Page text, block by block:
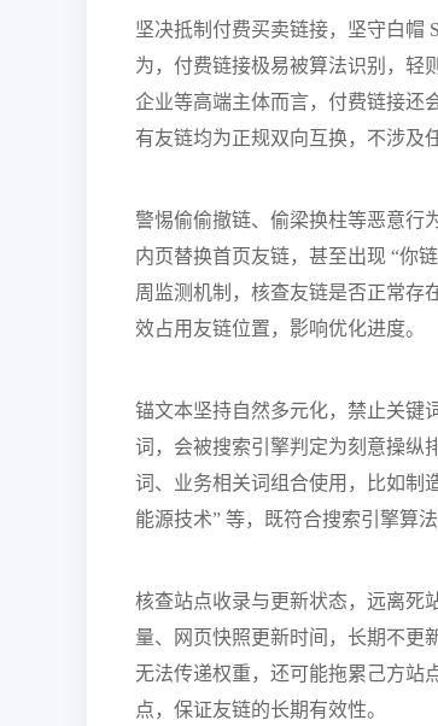
坚决抵制付费买卖链接，坚守白帽
为，付费链接极易被算法识别，轻
企业等高端主体而言，付费链接还
有友链均为正规双向互换，不涉及
警惕偷偷撤链、偷梁换柱等恶意行
内页替换首页友链，甚至出现 “你
周监测机制，核查友链是否正常存
效占用友链位置，影响优化进度。
锚文本坚持自然多元化，禁止关键
词，会被搜索引擎判定为刻意操纵
词、业务相关词组合使用，比如制
能源技术” 等，既符合搜索引擎算
核查站点收录与更新状态，远离死
量、网页快照更新时间，长期不更
无法传递权重，还可能拖累己方站
点，保证友链的长期有效性。